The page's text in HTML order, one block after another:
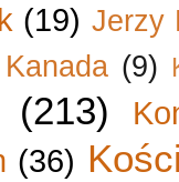
(19) Jerzy
Kanada (9)
(213)
(36)